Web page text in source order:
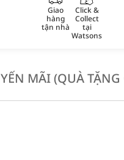
Giao
hàng
tận nhà
Click &
Collect
tại
Watsons
MÃI (QUÀ